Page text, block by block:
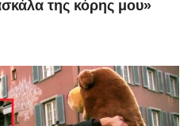
της κόρης μου»